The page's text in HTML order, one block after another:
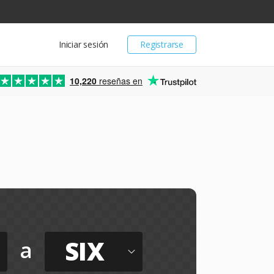
Registrarse
Iniciar sesión
10,220 reseñas en
a SIX